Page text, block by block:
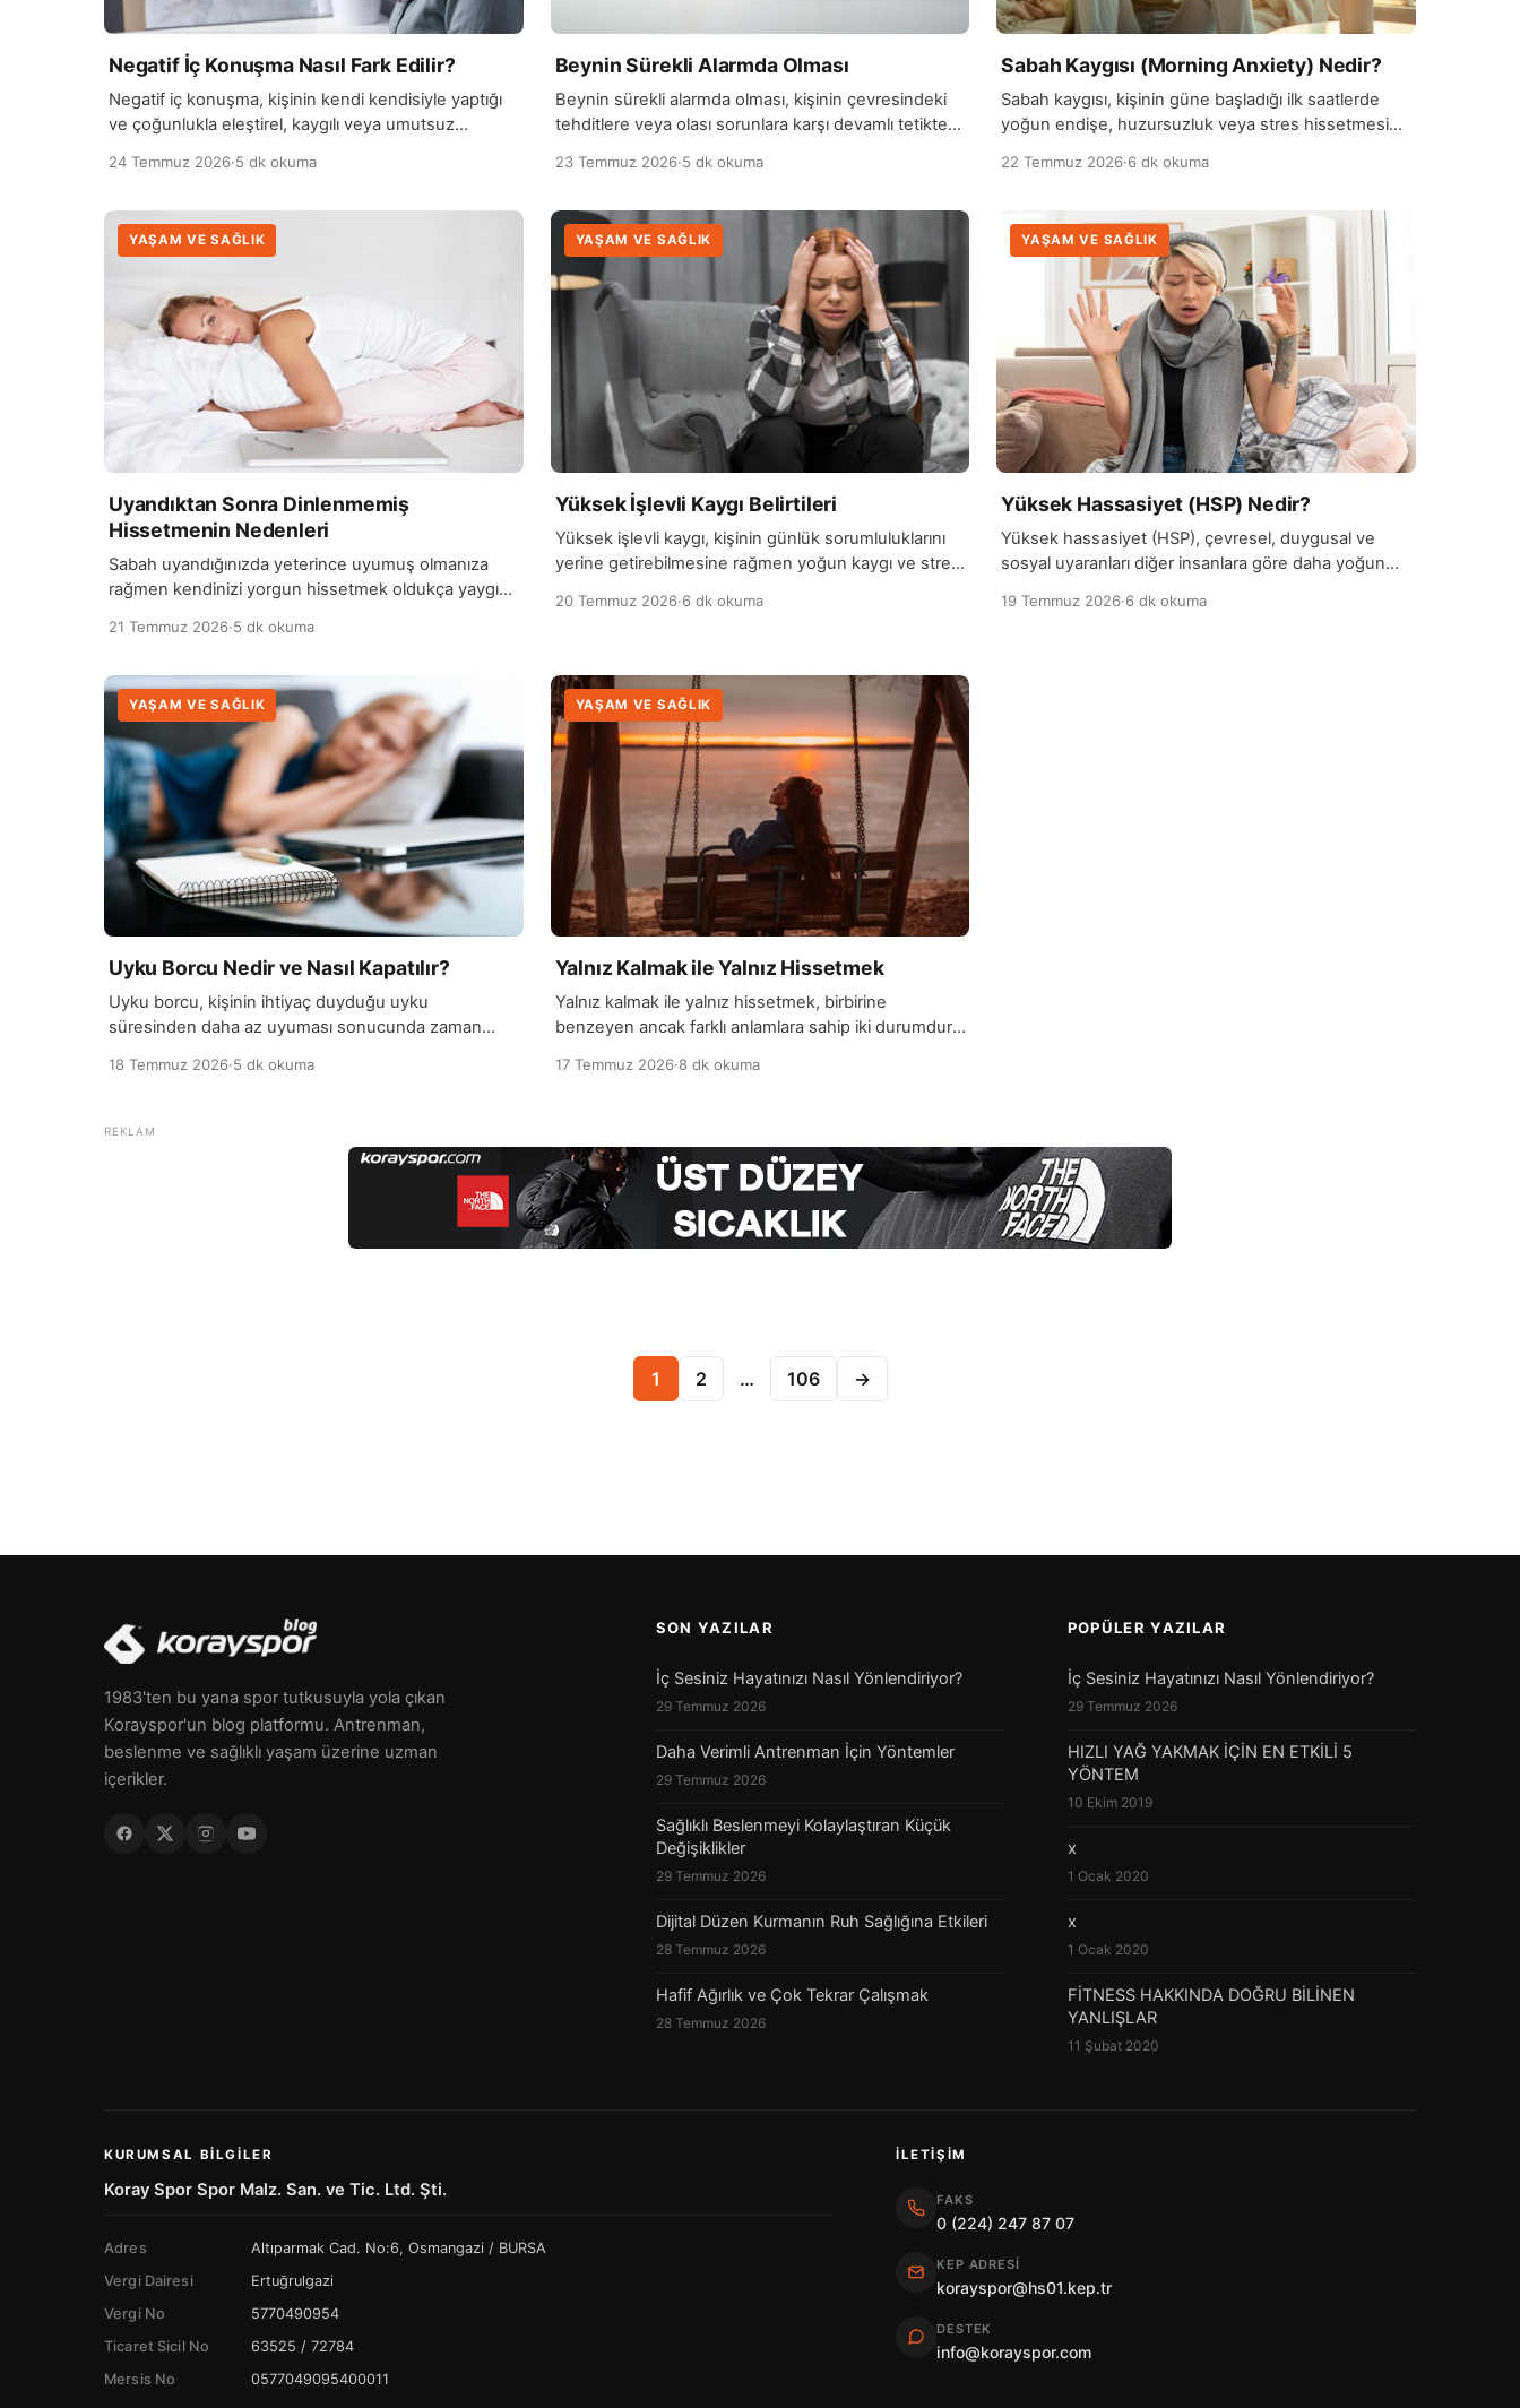
Negatif İç Konuşma Nasıl Fark Edilir?
Negatif iç konuşma, kişinin kendi kendisiyle yaptığı
ve çoğunlukla eleştirel, kaygılı veya umutsuz
zaman zaman kendini…
24 Temmuz 2026·5 dk okuma
Beynin Sürekli Alarmda Olması
Beynin sürekli alarmda olması, kişinin çevresindeki
tehditlere veya olası sorunlara karşı devamlı tetikte
sisteminin uzun süre…
23 Temmuz 2026·5 dk okuma
Sabah Kaygısı (Morning Anxiety) Nedir?
Sabah kaygısı, kişinin güne başladığı ilk saatlerde
yoğun endişe, huzursuzluk veya stres hissetmesi
yapılacak işler, sorumluluklar…
22 Temmuz 2026·6 dk okuma
YAŞAM VE SAĞLIK
Uyandıktan Sonra Dinlenmemiş
Hissetmenin Nedenleri
Sabah uyandığınızda yeterince uyumuş olmanıza
rağmen kendinizi yorgun hissetmek oldukça yaygın
olduğunu düşünse de, kaliteli…
21 Temmuz 2026·5 dk okuma
YAŞAM VE SAĞLIK
Yüksek İşlevli Kaygı Belirtileri
Yüksek işlevli kaygı, kişinin günlük sorumluluklarını
yerine getirebilmesine rağmen yoğun kaygı ve stres
yaygın bir…
20 Temmuz 2026·6 dk okuma
YAŞAM VE SAĞLIK
Yüksek Hassasiyet (HSP) Nedir?
Yüksek hassasiyet (HSP), çevresel, duygusal ve
sosyal uyaranları diğer insanlara göre daha yoğun
kavramı, psikolog Elaine…
19 Temmuz 2026·6 dk okuma
YAŞAM VE SAĞLIK
Uyku Borcu Nedir ve Nasıl Kapatılır?
Uyku borcu, kişinin ihtiyaç duyduğu uyku
süresinden daha az uyuması sonucunda zaman
maddi bir…
18 Temmuz 2026·5 dk okuma
YAŞAM VE SAĞLIK
Yalnız Kalmak ile Yalnız Hissetmek
Yalnız kalmak ile yalnız hissetmek, birbirine
benzeyen ancak farklı anlamlara sahip iki durumdur.
başka insanların bulunmadığı…
17 Temmuz 2026·8 dk okuma
Yazı sayfalaması
1 2 … 106 →
1983'ten bu yana spor tutkusuyla yola çıkan
Korayspor'un blog platformu. Antrenman,
beslenme ve sağlıklı yaşam üzerine uzman
içerikler.
SON YAZILAR
İç Sesiniz Hayatınızı Nasıl Yönlendiriyor?
29 Temmuz 2026
Daha Verimli Antrenman İçin Yöntemler
29 Temmuz 2026
Sağlıklı Beslenmeyi Kolaylaştıran Küçük
Değişiklikler
29 Temmuz 2026
Dijital Düzen Kurmanın Ruh Sağlığına Etkileri
28 Temmuz 2026
Hafif Ağırlık ve Çok Tekrar Çalışmak
28 Temmuz 2026
POPÜLER YAZILAR
İç Sesiniz Hayatınızı Nasıl Yönlendiriyor?
29 Temmuz 2026
HIZLI YAĞ YAKMAK İÇİN EN ETKİLİ 5
YÖNTEM
10 Ekim 2019
x
1 Ocak 2020
x
1 Ocak 2020
FİTNESS HAKKINDA DOĞRU BİLİNEN
YANLIŞLAR
11 Şubat 2020
KURUMSAL BILGILER
Koray Spor Spor Malz. San. ve Tic. Ltd. Şti.
Adres
Altıparmak Cad. No:6, Osmangazi / BURSA
Vergi Dairesi
Ertuğrulgazi
Vergi No
5770490954
Ticaret Sicil No
63525 / 72784
Mersis No
0577049095400011
İLETIŞIM
FAKS
0 (224) 247 87 07
KEP ADRESI
korayspor@hs01.kep.tr
DESTEK
info@korayspor.com